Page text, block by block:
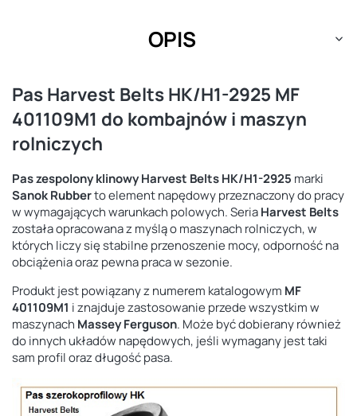
OPIS
Pas Harvest Belts HK/H1-2925 MF
401109M1 do kombajnów i maszyn
rolniczych
Pas zespolony klinowy Harvest Belts HK/H1-2925 marki
Sanok Rubberto element napędowy przeznaczony do pracy
w wymagających warunkach polowych. SeriaHarvest Belts
została opracowana z myślą o maszynach rolniczych, w
których liczy się stabilne przenoszenie mocy, odporność na
obciążenia oraz pewna praca w sezonie.
Produkt jest powiązany z numerem katalogowym MF
401109M1 i znajduje zastosowanie przede wszystkim w
maszynach Massey Ferguson. Może być dobierany również
do innych układów napędowych, jeśli wymagany jest taki
sam profil oraz długość pasa.